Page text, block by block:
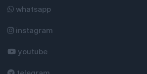
whatsapp
instagram
youtube